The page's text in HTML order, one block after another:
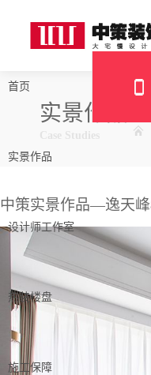
首页
实景作品
设计师工作室
热装楼盘
施工保障
实景作品
中策实景作品—逸天峰